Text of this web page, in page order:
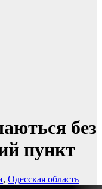
без
пункт
, Одесская область